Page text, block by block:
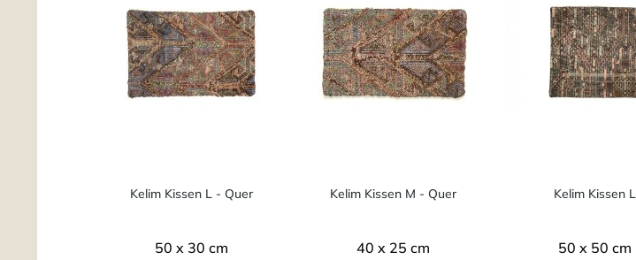
Kelim Kissen L - Quer
50 x 30 cm
Kelim Kissen M - Quer
40 x 25 cm
Kelim Kissen L
50 x 50 cm